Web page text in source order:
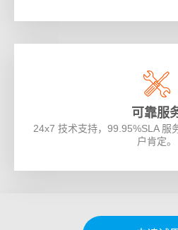
可靠服
24x7 技术支持，99.95%SLA 服
户肯定。